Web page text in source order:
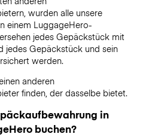
wurden alle unsere
einem LuggageHero-
jedes Gepäckstück mit
jedes Gepäckstück und sein
werden.
anderen
finden, der dasselbe bietet.
in
buchen?